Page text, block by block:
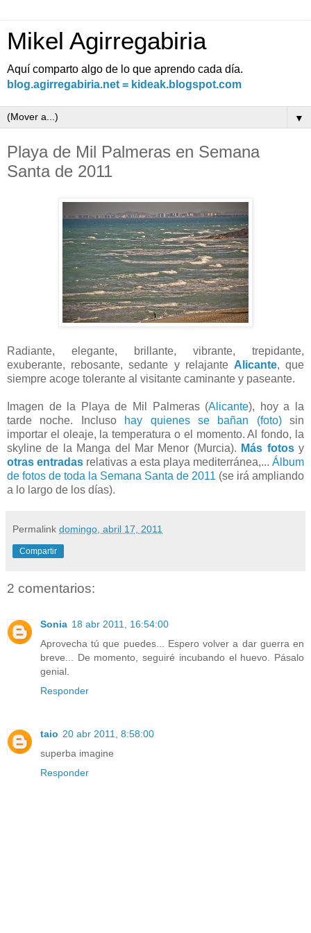
Mikel Agirregabiria
Aquí comparto algo de lo que aprendo cada día.
blog.agirregabiria.net = kideak.blogspot.com
▼
Playa de Mil Palmeras en Semana
Santa de 2011
Radiante, elegante, brillante, vibrante, trepidante,
exuberante, rebosante, sedante y relajante Alicante, que
siempre acoge tolerante al visitante caminante y paseante.
Imagen de la Playa de Mil Palmeras (Alicante), hoy a la
tarde noche. Incluso
hay quienes se bañan (foto)sin
importar el oleaje, la temperatura o el momento. Al fondo, la
skyline de la Manga del Mar Menor (Murcia). Más fotos y
otras entradas relativas a esta playa mediterránea,... Álbum
de fotos de toda la Semana Santa de 2011 (se irá ampliando
a lo largo de los días).
Permalink domingo, abril 17, 2011
Compartir
2 comentarios:
Sonia 18 abr 2011, 16:54:00
Aprovecha tú que puedes... Espero volver a dar guerra en
breve... De momento, seguiré incubando el huevo. Pásalo
genial.
Responder
taio 20 abr 2011, 8:58:00
superba imagine
Responder